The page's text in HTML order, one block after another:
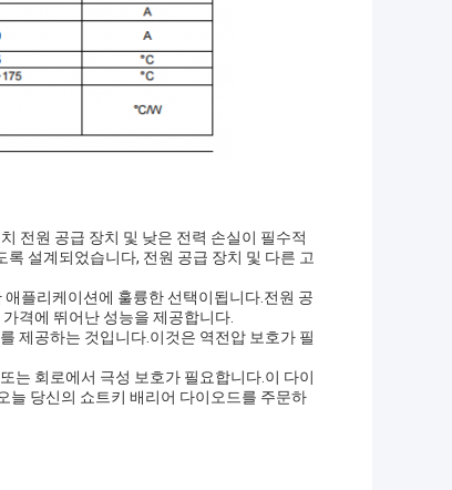
전원 공급 장치 및 낮은 전력 손실이 필수적
설계되었습니다, 전원 공급 장치 및 다른 고
플리케이션에 훌륭한 선택이됩니다.전원 공
격에 뛰어난 성능을 제공합니다.
제공하는 것입니다.이것은 역전압 보호가 필
는 회로에서 극성 보호가 필요합니다.이 다이
늘 당신의 쇼트키 배리어 다이오드를 주문하